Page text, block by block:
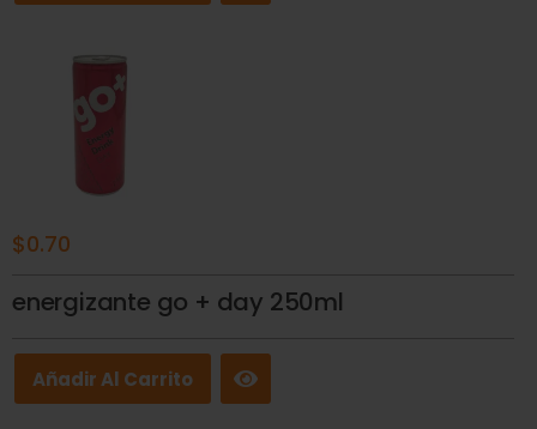
$0.70
energizante go + day 250ml
Añadir Al Carrito